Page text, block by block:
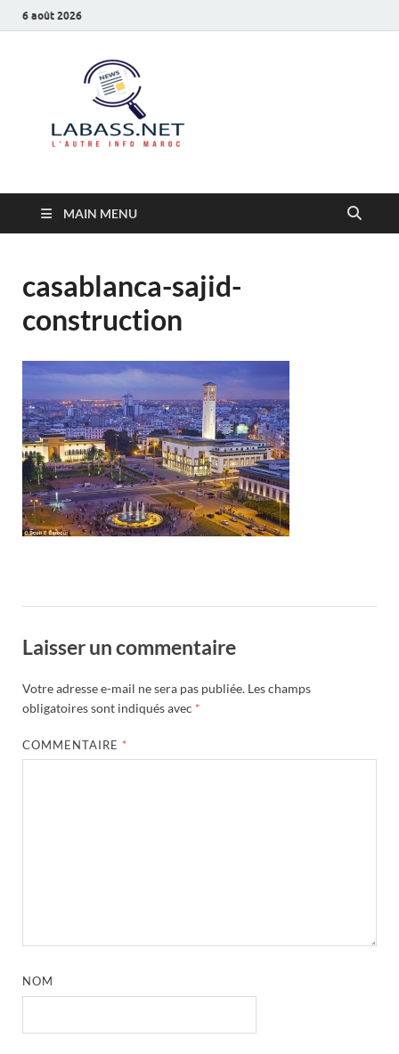
6 août 2026
MAIN MENU
casablanca-sajid-
construction
Laisser un commentaire
Votre adresse e-mail ne sera pas publiée. Les champs
obligatoires sont indiqués avec *
COMMENTAIRE *
NOM